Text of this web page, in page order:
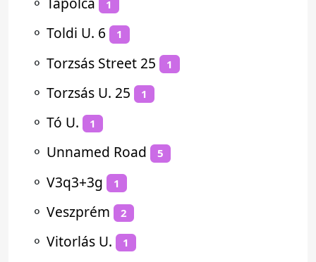
1
⚬ Toldi U. 6 1
⚬ Torzsás Street 25 1
⚬ Torzsás U. 25 1
⚬ Tó U. 1
⚬ Unnamed Road 5
⚬ V3q3+3g 1
⚬ Veszprém 2
⚬ Vitorlás U. 1